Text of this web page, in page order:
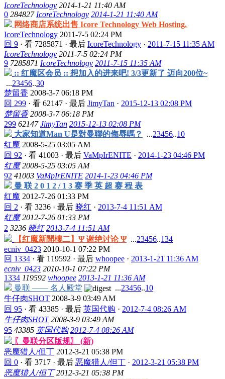
IcoreTechnology 2014-1-21 11:40 AM
0 284827 IcoreTechnology 2014-1-21 11:40 AM
网络商店系统出售 Icore Technology Web Hosting.
IcoreTechnology 2011-7-5 02:24 PM
回 9 · 看 7285871 · 最后 IcoreTechnology · 2011-7-15 11:35 AM
IcoreTechnology 2011-7-5 02:24 PM
9 7285871 IcoreTechnology 2011-7-15 11:35 AM
:: 红魔区会员 :: 想加入的进来吧! 3/3更新了 迈向200位~
...23456..30
楚留香 2008-3-7 06:18 PM
回 299 · 看 62147 · 最后 JimyTan · 2015-12-13 02:08 PM
楚留香 2008-3-7 06:18 PM
299 62147 JimyTan 2015-12-13 02:08 PM
大家知道Man U是對曼聯的侮辱嗎？
...23456..10
红魔 2008-5-25 03:05 AM
回 92 · 看 41003 · 最后 VaMpIrENITE · 2014-1-23 04:46 PM
红魔 2008-5-25 03:05 AM
92 41003 VaMpIrENITE 2014-1-23 04:46 PM
曼 联 2 0 1 2 / 1 3 赛 季 英 超 赛 程 表
红魔 2012-7-26 01:33 PM
回 2 · 看 3236 · 最后 晓红 · 2013-7-4 11:51 AM
红魔 2012-7-26 01:33 PM
2 3236 晓红 2013-7-4 11:51 AM
【红魔新聞樓二】Ψ 谢绝讨论 Ψ ...23456..134
ecniv_0423 2010-10-1 07:22 PM
回 1334 · 看 119592 · 最后 whoopee · 2013-1-21 11:36 AM
ecniv_0423 2010-10-1 07:22 PM
1334 119592 whoopee 2013-1-21 11:36 AM
曼联 —— 名人殿堂
...23456..10
牛仔肉SHOT 2008-3-9 03:49 AM
回 95 · 看 43385 · 最后 英国代购 · 2012-7-4 08:26 AM
牛仔肉SHOT 2008-3-9 03:49 AM
95 43385 英国代购 2012-7-4 08:26 AM
〖曼联分区版规〗 (新)
恶魔猎人/但丁 2012-3-21 05:38 PM
回 0 · 看 3717 · 最后 恶魔猎人/但丁 · 2012-3-21 05:38 PM
恶魔猎人/但丁 2012-3-21 05:38 PM